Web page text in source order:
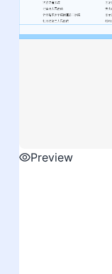
Preview